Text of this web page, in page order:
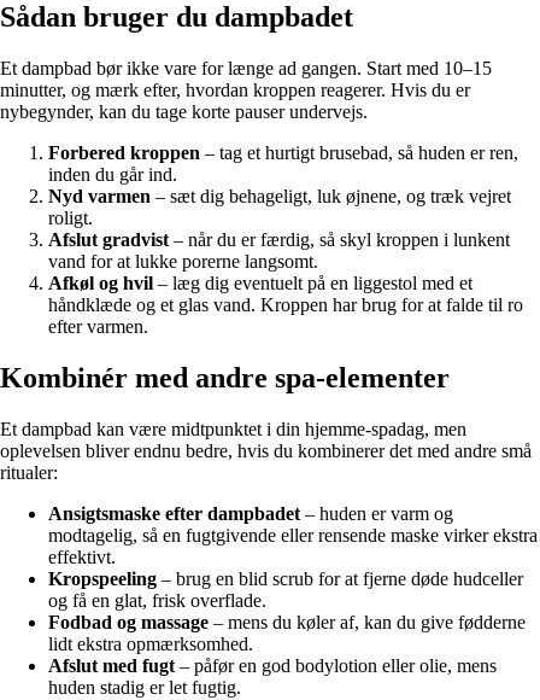
Sådan bruger du dampbadet
Et dampbad bør ikke vare for længe ad gangen. Start med 10–15
minutter, og mærk efter, hvordan kroppen reagerer. Hvis du er
nybegynder, kan du tage korte pauser undervejs.
Forbered kroppen – tag et hurtigt brusebad, så huden er ren,
inden du går ind.
Nyd varmen – sæt dig behageligt, luk øjnene, og træk vejret
roligt.
Afslut gradvist – når du er færdig, så skyl kroppen i lunkent
vand for at lukke porerne langsomt.
Afkøl og hvil – læg dig eventuelt på en liggestol med et
håndklæde og et glas vand. Kroppen har brug for at falde til ro
efter varmen.
Kombinér med andre spa-elementer
Et dampbad kan være midtpunktet i din hjemme-spadag, men
oplevelsen bliver endnu bedre, hvis du kombinerer det med andre små
ritualer:
Ansigtsmaske efter dampbadet – huden er varm og
modtagelig, så en fugtgivende eller rensende maske virker ekstra
effektivt.
Kropspeeling – brug en blid scrub for at fjerne døde hudceller
og få en glat, frisk overflade.
Fodbad og massage – mens du køler af, kan du give fødderne
lidt ekstra opmærksomhed.
Afslut med fugt – påfør en god bodylotion eller olie, mens
huden stadig er let fugtig.